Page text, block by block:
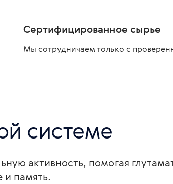
Сертифицированное сырье
Мы сотрудничаем только с
системе
активность, помогая
и память.